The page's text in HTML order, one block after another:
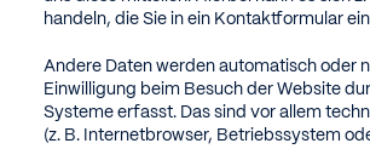
handeln, die Sie in ein Kontaktformular
Andere Daten werden automatisch oder
Einwilligung beim Besuch der Website
Systeme erfasst. Das sind vor allem
(z. B. Internetbrowser, Betriebssystem